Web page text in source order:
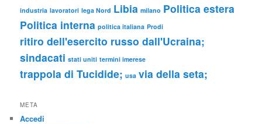
industria lavoratori lega Nord Libia milano Politica estera
Politica interna politica italiana Prodi
ritiro dell'esercito russo dall'Ucraina;
sindacati stati uniti termini imerese
trappola di Tucidide; usa via della seta;
META
Accedi